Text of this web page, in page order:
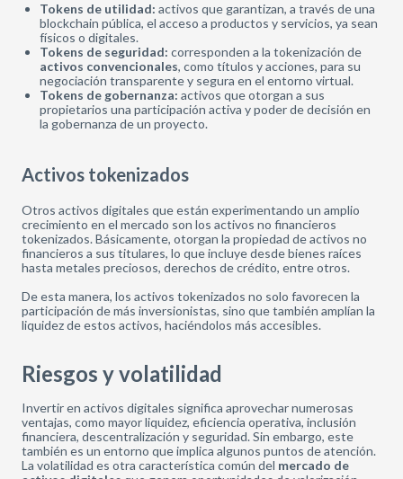
Tokens de utilidad: activos que garantizan, a través de una
blockchain pública, el acceso a productos y servicios, ya sean
físicos o digitales.
Tokens de seguridad: corresponden a la tokenización de
activos convencionales, como títulos y acciones, para su
negociación transparente y segura en el entorno virtual.
Tokens de gobernanza: activos que otorgan a sus
propietarios una participación activa y poder de decisión en
la gobernanza de un proyecto.
Activos tokenizados
Otros activos digitales que están experimentando un amplio
crecimiento en el mercado son los activos no financieros
tokenizados. Básicamente, otorgan la propiedad de activos no
financieros a sus titulares, lo que incluye desde bienes raíces
hasta metales preciosos, derechos de crédito, entre otros.
De esta manera, los activos tokenizados no solo favorecen la
participación de más inversionistas, sino que también amplían la
liquidez de estos activos, haciéndolos más accesibles.
Riesgos y volatilidad
Invertir en activos digitales significa aprovechar numerosas
ventajas, como mayor liquidez, eficiencia operativa, inclusión
financiera, descentralización y seguridad. Sin embargo, este
también es un entorno que implica algunos puntos de atención.
La volatilidad es otra característica común del mercado de